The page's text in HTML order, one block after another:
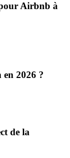
Airbnb à
2026 ?
de la